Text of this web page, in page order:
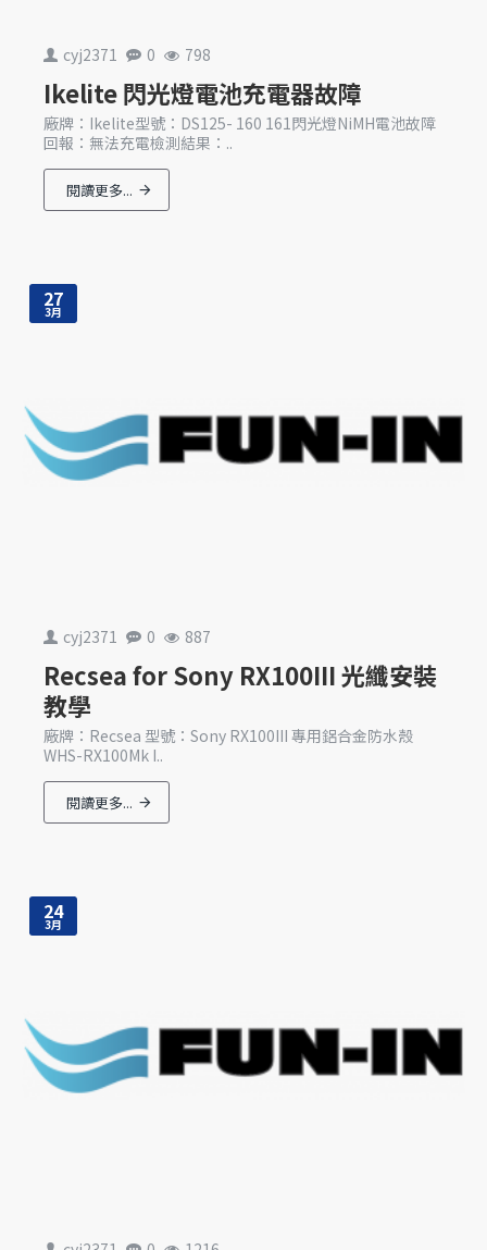
cyj2371 0 798
Ikelite 閃光燈電池充電器故障
廠牌：Ikelite型號：DS125- 160 161閃光燈NiMH電池故障
回報：無法充電檢測結果：..
閱讀更多...
27
3月
cyj2371 0 887
Recsea for Sony RX100III 光纖安裝
教學
廠牌：Recsea 型號：Sony RX100III 專用鋁合金防水殼
WHS-RX100Mk I..
閱讀更多...
24
3月